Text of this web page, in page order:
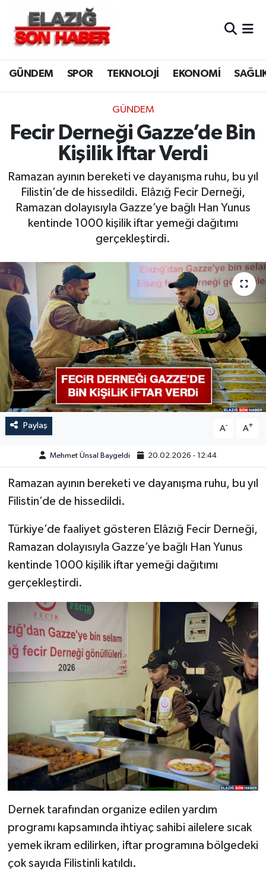
GÜNDEM SPOR TEKNOLOJİ EKONOMİ
GÜNDEM
Fecir Derneği Gazze’de Bin
Kişilik İftar Verdi
Ramazan ayının bereketi ve dayanışma ruhu, bu yıl
Filistin’de de hissedildi. Elâzığ Fecir Derneği,
Ramazan dolayısıyla Gazze’ye bağlı Han Yunus
kentinde 1000 kişilik iftar yemeği dağıtımı
gerçekleştirdi.
Paylaş A- A+
Mehmet Ünsal Baygeldi 20.02.2026 - 12:44
Ramazan ayının bereketi ve dayanışma ruhu, bu yıl
Filistin’de de hissedildi.
Türkiye’de faaliyet gösteren Elâzığ Fecir Derneği,
Ramazan dolayısıyla Gazze’ye bağlı Han Yunus
kentinde 1000 kişilik iftar yemeği dağıtımı
gerçekleştirdi.
Dernek tarafından organize edilen yardım
programı kapsamında ihtiyaç sahibi ailelere sıcak
yemek ikram edilirken, iftar programına bölgedeki
çok sayıda Filistinli katıldı.
CANLI YAYIN
ASAYİŞ
BİLİM VE TEKNOLOJİ
DÜNYA
EKONOMİ
ELAZIĞ
GÜNDEM
HABERDE İNSAN
KÜLTÜR-SANAT
MAGAZİN
MEDYA
POLİTİKA
SAĞLIK
SİYASET
SPOR
TEKNOLOJİ
YAŞAM
Merkez Hava Durumu
Merkez Trafik Yoğunluk Haritası
Süper Lig Puan Durumu ve Fikstür
Tüm Manşetler
Son Dakika Haberleri
Haber Arşivi